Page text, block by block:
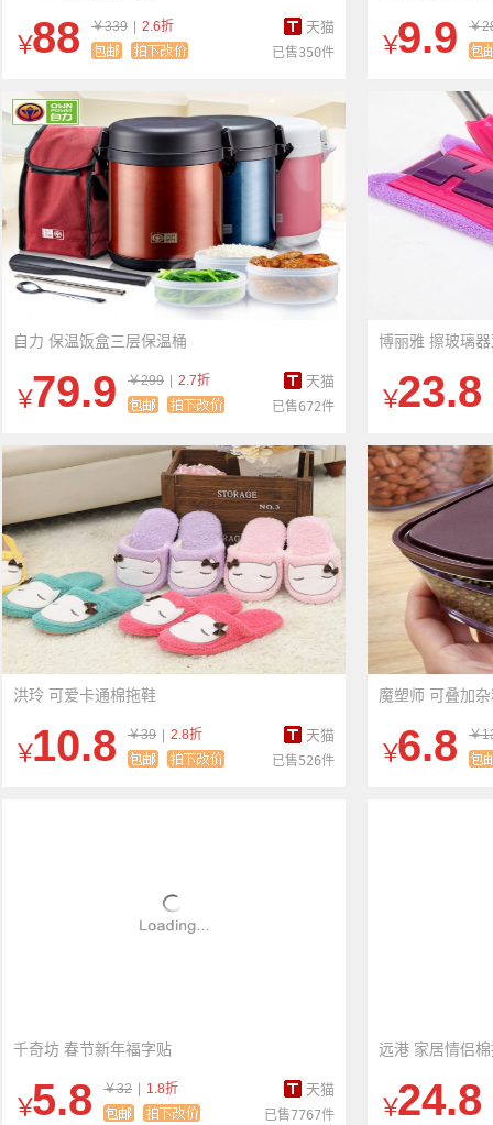
￥88 天猫
￥339
2.6折
已售350件
￥9.9 ￥
自力 保温饭盒三层保温桶
￥79.9 天猫
￥299
2.7折
已售672件
博丽雅 擦玻璃
￥23.8
洪玲 可爱卡通棉拖鞋
￥10.8 天猫
￥39
2.8折
已售526件
魔塑师 可叠加
￥6.8 ￥
千奇坊 春节新年福字贴
￥5.8 天猫
￥32
1.8折
已售7767件
远港 家居情侣
￥24.8